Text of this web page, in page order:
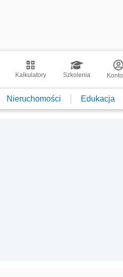
Kalkulatory Szkolenia Konto
Nieruchomości Edukacja